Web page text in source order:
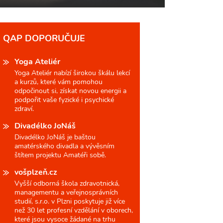
QAP DOPORUČUJE
Yoga Ateliér
Yoga Ateliér nabízí širokou škálu lekcí
a kurzů, které vám pomohou
odpočinout si, získat novou energii a
podpořit vaše fyzické i psychické
zdraví.
Divadélko JoNáš
Divadélko JoNáš je baštou
amatérského divadla a vývěsním
štítem projektu Amatéři sobě.
vošplzeň.cz
Vyšší odborná škola zdravotnická,
managementu a veřejnosprávních
studií, s.r.o. v Plzni poskytuje již více
než 30 let profesní vzdělání v oborech,
které jsou vysoce žádané na trhu